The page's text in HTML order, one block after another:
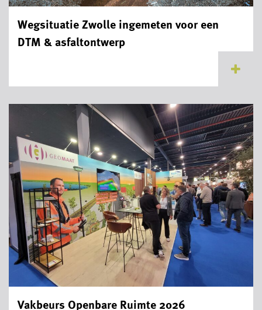
Wegsituatie Zwolle ingemeten voor een
DTM & asfaltontwerp
Vakbeurs Openbare Ruimte 2026